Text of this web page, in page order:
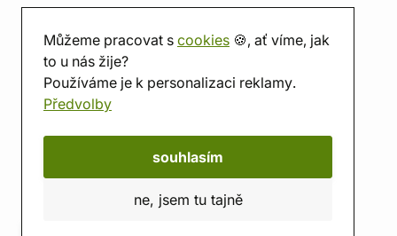
Můžeme pracovat s cookies 🍪, ať víme, jak
to u nás žije?
Používáme je k personalizaci reklamy.
Předvolby
souhlasím
ne, jsem tu tajně
Prodejna
Herna
O nás
Hodnocení obchodu